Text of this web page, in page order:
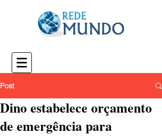
Post
Dino estabelece orçamento
de emergência para